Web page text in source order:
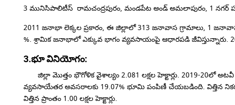
3 మునిసిపాలిటీస్ రామచంద్రపురం, మండపేట అండ్ అమలాపురం, 1
2011 జనాభా లెక్కల ప్రకారం, ఈ జిల్లాలో 313 జనావాస గ్రామాలు, 1
%. శ్రామిక జనాభాలో ఎక్కువ భాగం వ్యవసాయంపై ఆధారపడి జీవిస్తున్నారు.
3.భూ వినియోగం:
జిల్లా మొత్తం భౌగోళిక వైశాల్యం 2.081 లక్షల హెక్టార్లు. 2019-20లో అటవీ
వ్యవసాయేతర అవసరాలకు 19.07% భూమి పంపిణీ చేయబడింది. విత్తిన
విత్తిన ప్రాంతం 1.00 లక్షల హెక్టార్లు.